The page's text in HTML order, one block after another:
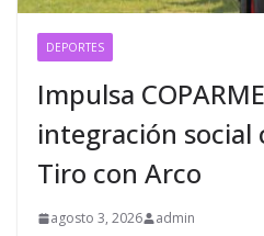
DEPORTES
Impulsa
integración social
Tiro con Arco
agosto 3, 2026 admin